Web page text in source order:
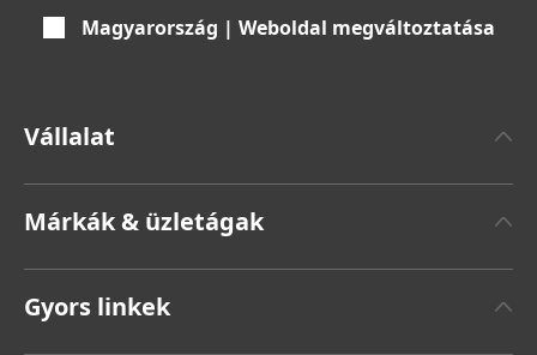
Magyarország | Weboldal megváltoztatása
Vállalat
Sajtóközlemények
Márkák & üzletágak
Gyors linkek